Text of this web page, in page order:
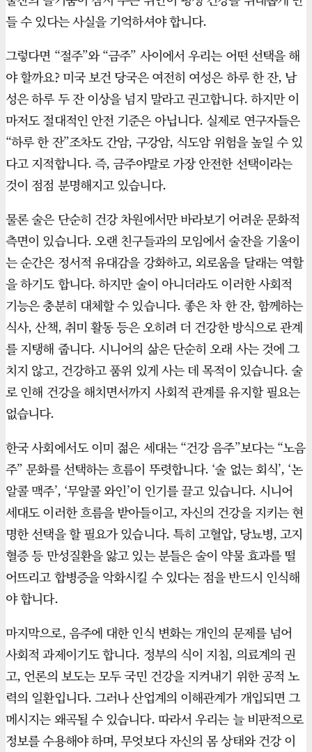
들 수 있다는 사실을 기억하셔야 합니다.
그렇다면 “절주”와 “금주” 사이에서 우리는 어떤 선택을 해
야 할까요? 미국 보건 당국은 여전히 여성은 하루 한 잔, 남
성은 하루 두 잔 이상을 넘지 말라고 권고합니다. 하지만 이
마저도 절대적인 안전 기준은 아닙니다. 실제로 연구자들은
“하루 한 잔”조차도 간암, 구강암, 식도암 위험을 높일 수 있
다고 지적합니다. 즉, 금주야말로 가장 안전한 선택이라는
것이 점점 분명해지고 있습니다.
물론 술은 단순히 건강 차원에서만 바라보기 어려운 문화적
측면이 있습니다. 오랜 친구들과의 모임에서 술잔을 기울이
는 순간은 정서적 유대감을 강화하고, 외로움을 달래는 역할
을 하기도 합니다. 하지만 술이 아니더라도 이러한 사회적
기능은 충분히 대체할 수 있습니다. 좋은 차 한 잔, 함께하는
식사, 산책, 취미 활동 등은 오히려 더 건강한 방식으로 관계
를 지탱해 줍니다. 시니어의 삶은 단순히 오래 사는 것에 그
치지 않고, 건강하고 품위 있게 사는 데 목적이 있습니다. 술
로 인해 건강을 해치면서까지 사회적 관계를 유지할 필요는
없습니다.
한국 사회에서도 이미 젊은 세대는 “건강 음주”보다는 “노음
주” 문화를 선택하는 흐름이 뚜렷합니다. ‘술 없는 회식’, ‘논
알콜 맥주’, ‘무알콜 와인’이 인기를 끌고 있습니다. 시니어
세대도 이러한 흐름을 받아들이고, 자신의 건강을 지키는 현
명한 선택을 할 필요가 있습니다. 특히 고혈압, 당뇨병, 고지
혈증 등 만성질환을 앓고 있는 분들은 술이 약물 효과를 떨
어뜨리고 합병증을 악화시킬 수 있다는 점을 반드시 인식해
야 합니다.
마지막으로, 음주에 대한 인식 변화는 개인의 문제를 넘어
사회적 과제이기도 합니다. 정부의 식이 지침, 의료계의 권
고, 언론의 보도는 모두 국민 건강을 지켜내기 위한 공적 노
력의 일환입니다. 그러나 산업계의 이해관계가 개입되면 그
메시지는 왜곡될 수 있습니다. 따라서 우리는 늘 비판적으로
정보를 수용해야 하며, 무엇보다 자신의 몸 상태와 건강 이